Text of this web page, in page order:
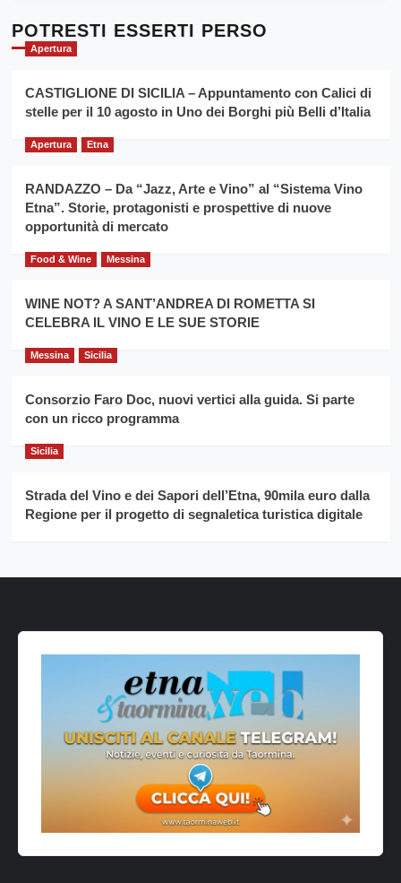
l’
evento
la
filiera
grano
Cronoscalata
per
il
anno
Franco
Caruso
POTRESTI ESSERTI PERSO
Apertura
CASTIGLIONE DI SICILIA – Appuntamento con Calici di
stelle per il 10 agosto in Uno dei Borghi più Belli d’Italia
Apertura Etna
RANDAZZO – Da “Jazz, Arte e Vino” al “Sistema Vino
Etna”. Storie, protagonisti e prospettive di nuove
opportunità di mercato
Food & Wine Messina
WINE NOT? A SANT’ANDREA DI ROMETTA SI
CELEBRA IL VINO E LE SUE STORIE
Messina Sicilia
Consorzio Faro Doc, nuovi vertici alla guida. Si parte
con un ricco programma
Sicilia
Strada del Vino e dei Sapori dell’Etna, 90mila euro dalla
Regione per il progetto di segnaletica turistica digitale